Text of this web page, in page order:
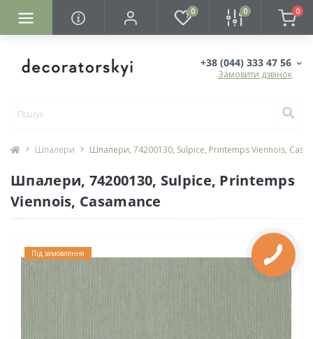
0 0 0
+38 (044) 333 47 56
Замовити дзвінок
Шпалери Шпалери, 74200130, Sulpice, Printemps Viennois,
Шпалери, 74200130, Sulpice, Printemps
Viennois, Casamance
Під замовлення